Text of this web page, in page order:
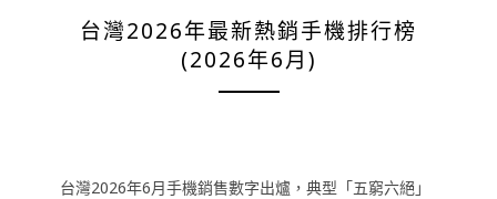
台灣2026年最新熱銷手機排行榜
(2026年6月)
台灣2026年6月手機銷售數字出爐，典型「五窮六絕」